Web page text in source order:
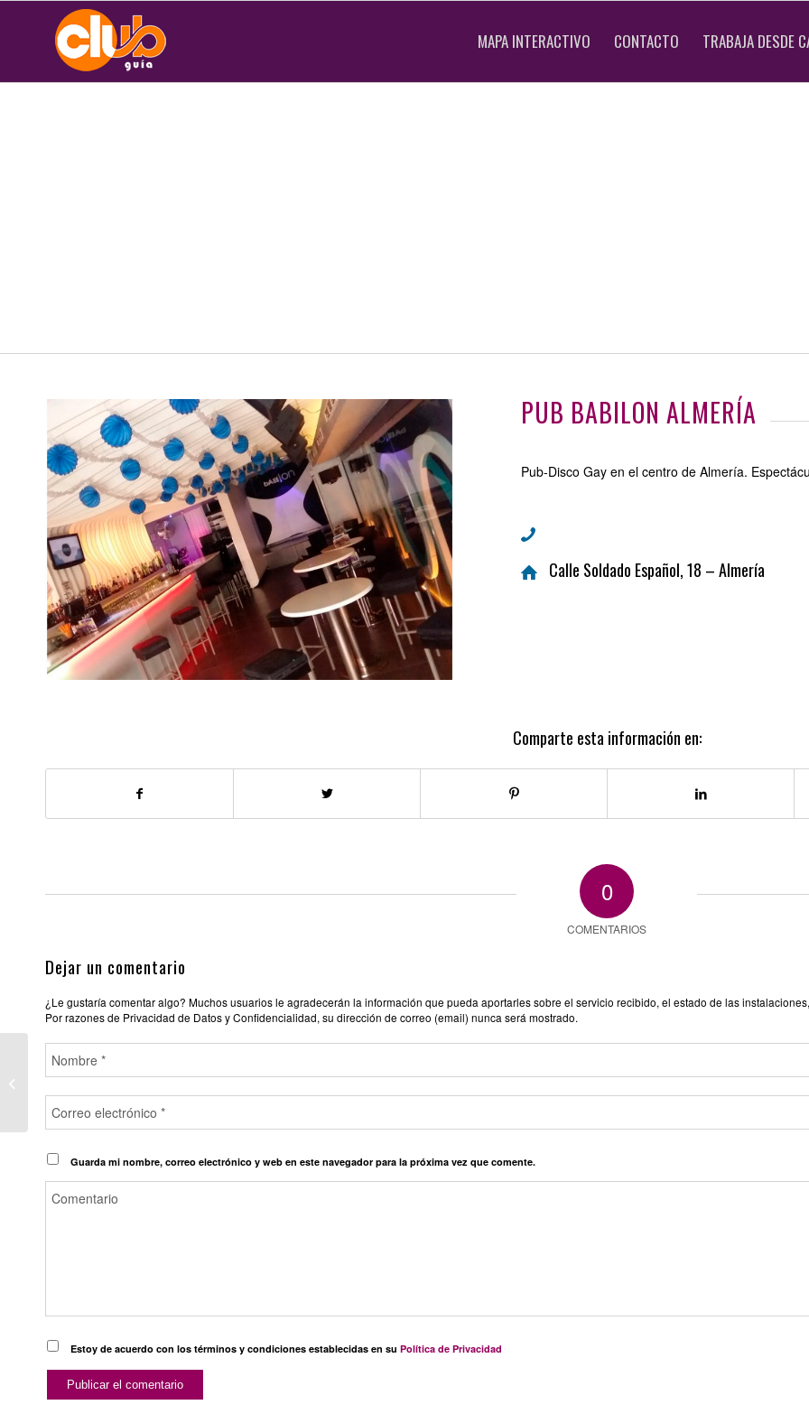
MAPA INTERACTIVO CONTACTO TRABAJA DESDE
PUB BABILON ALMERÍA
Pub-Disco Gay en el centro de Almería.
Calle Soldado Español, 18 – Almería
Comparte esta información en:
0
COMENTARIOS
Dejar un comentario
¿Le gustaría comentar algo? Muchos usuarios le agradecerán la información que pueda aportarles sobre el servicio recibido, el estado de las
Por razones de Privacidad de Datos y Confidencialidad, su dirección de correo (email) nunca será mostrado.
Guarda mi nombre, correo electrónico y web en este navegador para la próxima vez que comente.
Estoy de acuerdo con los términos y condiciones establecidas en su Política de Privacidad
SALA CENTURYON